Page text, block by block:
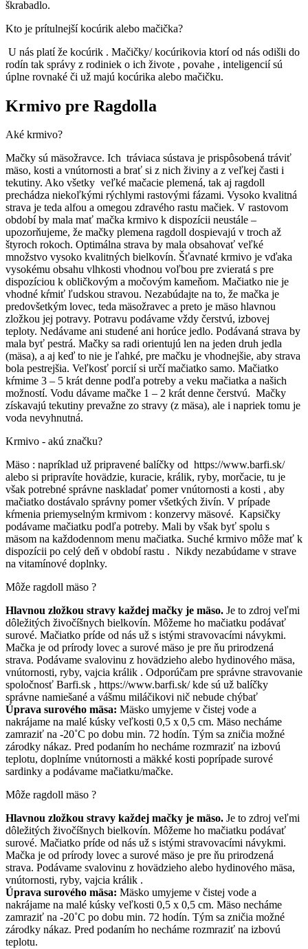
škrabadlo.
Kto je prítulnejší kocúrik alebo mačička?
U nás platí že kocúrik . Mačičky/ kocúrikovia ktorí od nás odišli do
rodín tak správy z rodiniek o ich živote , povahe , inteligencií sú
úplne rovnaké či už majú kocúrika alebo mačičku.
Krmivo pre Ragdolla
Aké krmivo?
Mačky sú mäsožravce. Ich tráviaca sústava je prispôsobená tráviť
mäso, kosti a vnútornosti a brať si z nich živiny a z veľkej časti i
tekutiny. Ako všetky veľké mačacie plemená, tak aj ragdoll
prechádza niekoľkými rýchlymi rastovými fázami. Vysoko kvalitná
strava je teda alfou a omegou zdravého rastu mačiek. V rastovom
období by mala mať mačka krmivo k dispozícii neustále –
upozorňujeme, že mačky plemena ragdoll dospievajú v troch až
štyroch rokoch. Optimálna strava by mala obsahovať veľké
množstvo vysoko kvalitných bielkovín. Šťavnaté krmivo je vďaka
vysokému obsahu vlhkosti vhodnou voľbou pre zvieratá s pre
dispozíciou k obličkovým a močovým kameňom. Mačiatko nie je
vhodné kŕmiť ľudskou stravou. Nezabúdajte na to, že mačka je
predovšetkým lovec, teda mäsožravec a preto je mäso hlavnou
zložkou jej potravy. Potravu podávame vždy čerstvú, izbovej
teploty. Nedávame ani studené ani horúce jedlo. Podávaná strava by
mala byť pestrá. Mačky sa radi orientujú len na jeden druh jedla
(mäsa), a aj keď to nie je ľahké, pre mačku je vhodnejšie, aby strava
bola pestrejšia. Veľkosť porcií si určí mačiatko samo. Mačiatko
kŕmime 3 – 5 krát denne podľa potreby a veku mačiatka a našich
možností. Vodu dávame mačke 1 – 2 krát denne čerstvú. Mačky
získavajú tekutiny prevažne zo stravy (z mäsa), ale i napriek tomu je
voda nevyhnutná.
Krmivo - akú značku?
Mäso : napríklad už pripravené balíčky od https://www.barfi.sk/
alebo si pripravíte hovädzie, kuracie, králik, ryby, morčacie, tu je
však potrebné správne naskladať pomer vnútornosti a kosti , aby
mačiatko dostávalo správny pomer všetkých živín. V prípade
kŕmenia priemyselným krmivom : konzervy mäsové. Kapsičky
podávame mačiatku podľa potreby. Mali by však byť spolu s
mäsom na každodennom menu mačiatka. Suché krmivo môže mať k
dispozícii po celý deň v období rastu . Nikdy nezabúdame v strave
na vitamínové doplnky.
Môže ragdoll mäso ?
Hlavnou zložkou stravy každej mačky je mäso. Je to zdroj veľmi
dôležitých živočíšnych bielkovín. Môžeme ho mačiatku podávať
surové. Mačiatko príde od nás už s istými stravovacími návykmi.
Mačka je od prírody lovec a surové mäso je pre ňu prirodzená
strava. Podávame svalovinu z hovädzieho alebo hydinového mäsa,
vnútornosti, ryby, vajcia králik . Odporúčam pre správne stravovanie
spoločnosť Barfi.sk , https://www.barfi.sk/ kde sú už balíčky
správne namiešané a vášmu miláčikovi nič nebude chýbať
Úprava surového mäsa: Mäsko umyjeme v čistej vode a
nakrájame na malé kúsky veľkosti 0,5 x 0,5 cm. Mäso necháme
zamraziť na -20˚C po dobu min. 72 hodín. Tým sa zničia možné
zárodky nákaz. Pred podaním ho necháme rozmraziť na izbovú
teplotu, doplníme vnútornosti a mäkké kosti poprípade surové
sardinky a podávame mačiatku/mačke.
Môže ragdoll mäso ?
Hlavnou zložkou stravy každej mačky je mäso. Je to zdroj veľmi
dôležitých živočíšnych bielkovín. Môžeme ho mačiatku podávať
surové. Mačiatko príde od nás už s istými stravovacími návykmi.
Mačka je od prírody lovec a surové mäso je pre ňu prirodzená
strava. Podávame svalovinu z hovädzieho alebo hydinového mäsa,
vnútornosti, ryby, vajcia králik .
Úprava surového mäsa: Mäsko umyjeme v čistej vode a
nakrájame na malé kúsky veľkosti 0,5 x 0,5 cm. Mäso necháme
zamraziť na -20˚C po dobu min. 72 hodín. Tým sa zničia možné
zárodky nákaz. Pred podaním ho necháme rozmraziť na izbovú
teplotu.